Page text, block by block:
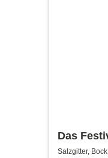
Das
Salzgitter,